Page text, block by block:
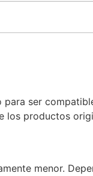
ser
los productos
menor.